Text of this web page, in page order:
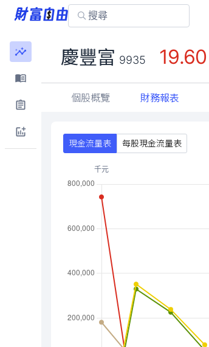
慶豐富 9935 19.60
個股概覽 財務報表
現金流量表 每股現金流量表